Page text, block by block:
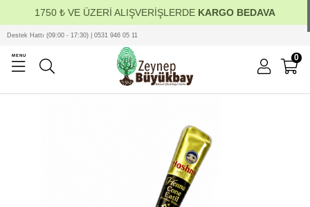
1750 ₺ VE ÜZERİ ALIŞVERİŞLERDE KARGO BEDAVA
MENU
Destek Hattı (09:00 - 17:30) | 0531 946 05 11
0